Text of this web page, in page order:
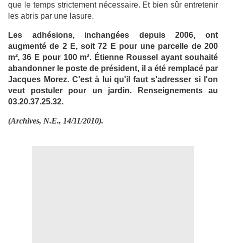
que le temps strictement nécessaire. Et bien sûr entretenir
les abris par une lasure.
Les adhésions, inchangées depuis 2006, ont
augmenté de 2 E, soit 72 E pour une parcelle de 200
m², 36 E pour 100 m². Étienne Roussel ayant souhaité
abandonner le poste de président, il a été remplacé par
Jacques Morez. C'est à lui qu'il faut s'adresser si l'on
veut postuler pour un jardin. Renseignements au
03.20.37.25.32.
(Archives, N.E., 14/11/2010).